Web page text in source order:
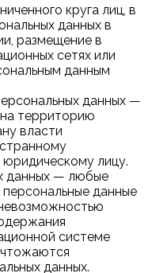
круга лиц, в
данных в
размещение в
сетях или
данным
данных —
территорию
власти
лицу.
данных — любые
персональные данные
системе
данных.